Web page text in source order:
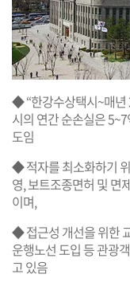
◆ “한강수상택시~매년
시의 연간 순손실은
도임
◆ 적자를 최소화하기
영, 보트조종면허 및 면
이며,
◆ 접근성 개선을 위한
운행노선 도입 등 관광
고 있음